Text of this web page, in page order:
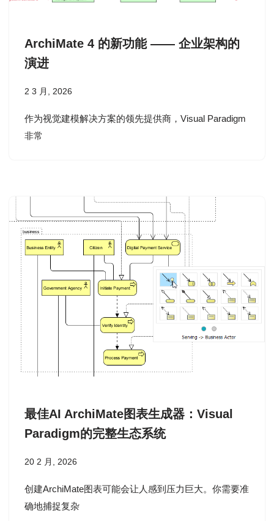
ArchiMate 4 的新功能 —— 企业架构的
演进
2 3 月, 2026
作为视觉建模解决方案的领先提供商，Visual Paradigm
非常
最佳AI ArchiMate图表生成器：Visual
Paradigm的完整生态系统
20 2 月, 2026
创建ArchiMate图表可能会让人感到压力巨大。你需要准
确地捕捉复杂